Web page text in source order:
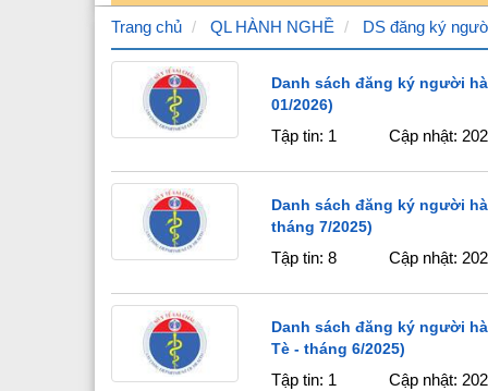
Chức năng nhiệm vụ
Bộ máy tổ chức
Quá trình phát triển
Lãnh đạo Sở Y tế
Các phòng chức năng
Văn phòng
Phòng kế hoạch tài chính
Nguyên lãnh đạo sở y tế qua các thời kỳ
Đảng bộ Sở y tế
Học tập theo Bác
Bảo vệ nền tảng của Đảng
Hoạt động của Đảng
Triển khai văn bản của Đảng
Kết
Kết
Trang chủ QL HÀNH NGHỀ DS đăng ký
Danh sách đăng ký người
01/2026)
Tập tin: 1 Cập nhật:
Danh sách đăng ký người
tháng 7/2025)
Tập tin: 8 Cập nhật:
Danh sách đăng ký người
Tè - tháng 6/2025)
Tập tin: 1 Cập nhật: